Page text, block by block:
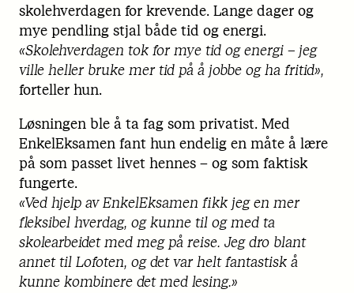
skolehverdagen for krevende. Lange dager og
mye pendling stjal både tid og energi.
«Skolehverdagen tok for mye tid og energi – jeg
ville heller bruke mer tid på å jobbe og ha fritid»,
forteller hun.
Løsningen ble å ta fag som privatist. Med
EnkelEksamen fant hun endelig en måte å lære
på som passet livet hennes – og som faktisk
fungerte.
«Ved hjelp av EnkelEksamen fikk jeg en mer
fleksibel hverdag, og kunne til og med ta
skolearbeidet med meg på reise. Jeg dro blant
annet til Lofoten, og det var helt fantastisk å
kunne kombinere det med lesing.»